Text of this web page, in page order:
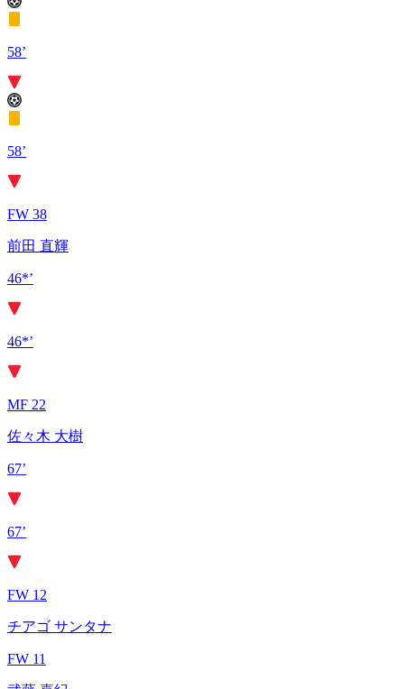
58’
58’
FW 38
前田 直輝
46*’
46*’
MF 22
佐々木 大樹
67’
67’
FW 12
チアゴ サンタナ
FW 11